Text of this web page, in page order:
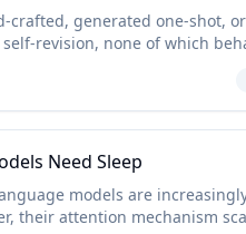
crafted, generated one-shot,
revision, none of which
Need Sleep
models are
their attention mechanism